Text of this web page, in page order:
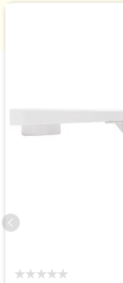
★★★★★